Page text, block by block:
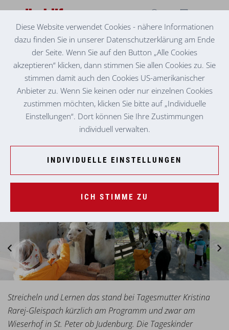
TAGESELTERN MURTAL
AUSFLUG ZUM WIESERHOF
Streicheln und Lernen das stand bei Tagesmutter Kristina
Rarej-Gleispach kürzlich am Programm und zwar am
Wieserhof in St. Peter ob Judenburg. Die Tageskinder
Diese Website verwendet Cookies - nähere Informationen
dazu finden Sie in unserer Datenschutzerklärung am Ende
der Seite. Wenn Sie auf den Button „Alle Cookies
akzeptieren“ klicken, dann stimmen Sie allen Cookies zu. Sie
stimmen damit auch den Cookies US-amerikanischer
Anbieter zu. Wenn Sie keinen oder nur einzelnen Cookies
zustimmen möchten, klicken Sie bitte auf „Individuelle
Einstellungen“. Dort können Sie Ihre Zustimmungen
individuell verwalten.
INDIVIDUELLE EINSTELLUNGEN
ICH STIMME ZU